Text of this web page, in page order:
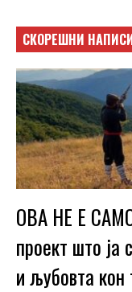
СКОРЕШНИ
ОВА НЕ Е
проект што ја
и љубовта кон